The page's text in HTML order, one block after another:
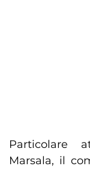
Particolare
Marsala, il